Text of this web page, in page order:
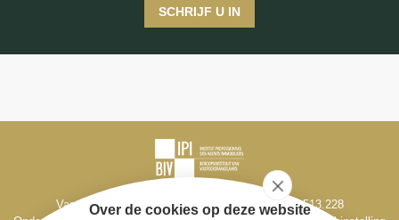
SCHRIJF U IN
Vastgoedmakelaar-bemiddelaar BIV België BIV 513.228
Over de cookies op deze website